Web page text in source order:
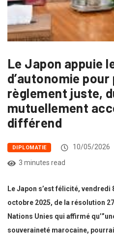
Le Japon appuie
d’autonomie
règlement juste,
mutuellement
différend
DIPLOMATIE 10/05/2026
3 minutes read
Le Japon s’est félicité, vendredi
octobre 2025, de la résolution
Nations Unies qui affirmé
souveraineté marocaine,